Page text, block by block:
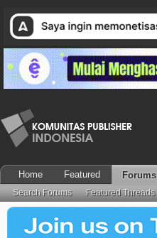
Home Featured Forums
Search Forums Featured Threads